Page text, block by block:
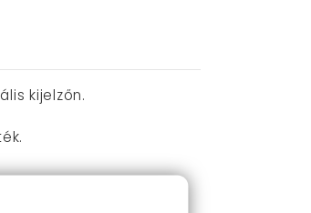
kijelzőn.